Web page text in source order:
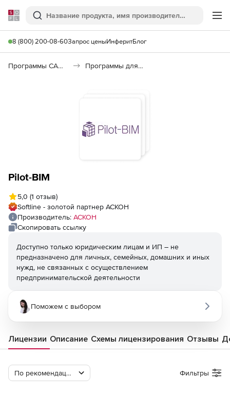
Softline
Поиск
8 (800) 200-08-60Запрос ценыИнферитБлог
Программы САПР и ГИС Программы для документооборота
Pilot-BIM
5,0 (1 отзыв)
Softline - золотой партнер АСКОН
Производитель: АСКОН
Скопировать ссылку
Доступно только юридическим лицам и ИП – не
предназначено для личных, семейных, домашних и иных
нужд, не связанных с осуществлением
предпринимательской деятельности
Поможем с выбором
Лицензии Описание Схемы лицензирования Отзывы
По рекомендации Softline Фильтры